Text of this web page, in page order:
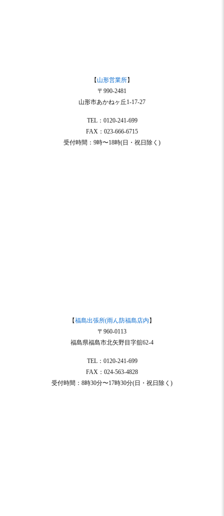
【 山形営業所】
〒990-2481
山形市あかねヶ丘1-17-27
TEL：0120-241-699
FAX：023-666-6715
受付時間：9時〜18時(日・祝日除く)
【福島出張所(雨ん防福島店内 】
〒960-0113
福島県福島市北矢野目字舘62-4
TEL：0120-241-699
FAX：024-563-4828
受付時間：8時30分〜17時30分(日・祝日除く)